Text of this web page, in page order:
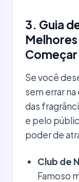
3. Guia
Se você
sem errar
das
e pelo
poder de
Club de
Famoso